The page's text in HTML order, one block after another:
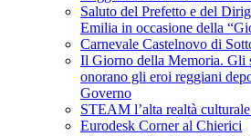
Saluto del Prefetto e del
Emilia in occasione della
Carnevale Castelnovo di
Il Giorno della Memoria. Gli
onorano gli eroi reggiani
Governo
STEAM l’alta realtà
Eurodesk Corner al Chierici